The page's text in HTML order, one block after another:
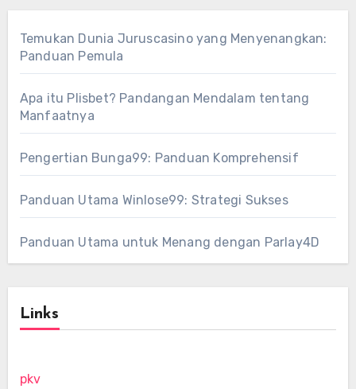
Temukan Dunia Juruscasino yang Menyenangkan:
Panduan Pemula
Apa itu Plisbet? Pandangan Mendalam tentang
Manfaatnya
Pengertian Bunga99: Panduan Komprehensif
Panduan Utama Winlose99: Strategi Sukses
Panduan Utama untuk Menang dengan Parlay4D
Links
pkv